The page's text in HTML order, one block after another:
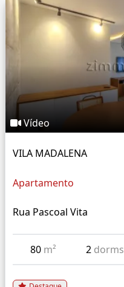
Vídeo
VILA MADALENA
Apartamento
Rua Pascoal Vita
80 m² 2 dorms